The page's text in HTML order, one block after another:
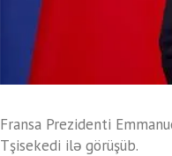
Fransa Prezidenti
Tşisekedi ilə görüşüb.